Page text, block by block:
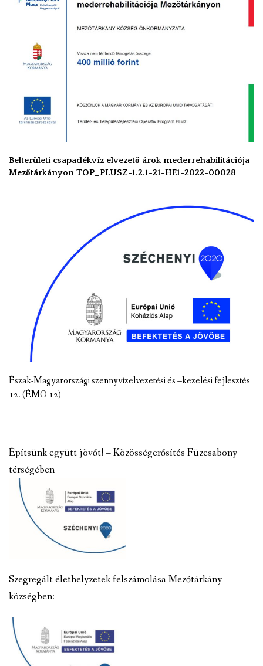
Belterületi csapadékvíz elvezető árok mederrehabilitációja
Mezőtárkányon TOP_PLUSZ-1.2.1-21-HE1-2022-00028
Észak-Magyarországi szennyvízelvezetési és –kezelési fejlesztés
12. (ÉMO 12)
Építsünk együtt jövőt! – Közösségerősítés Füzesabony
térségében
Szegregált élethelyzetek felszámolása Mezőtárkány
községben: